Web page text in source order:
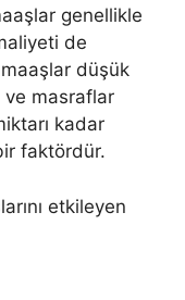
genellikle
de
düşük
ve masraflar
kadar
faktördür.
etkileyen